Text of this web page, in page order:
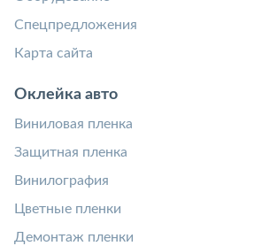
Спецпредложения
Карта сайта
Оклейка авто
Виниловая пленка
Защитная пленка
Винилография
Цветные пленки
Демонтаж пленки